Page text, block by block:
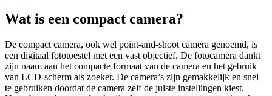
Wat is een compact camera?
De compact camera, ook wel point-and-shoot camera genoemd, is
een digitaal fototoestel met een vast objectief. De fotocamera dankt
zijn naam aan het compacte formaat van de camera en het gebruik
van LCD-scherm als zoeker. De camera’s zijn gemakkelijk en snel
te gebruiken doordat de camera zelf de juiste instellingen kiest.